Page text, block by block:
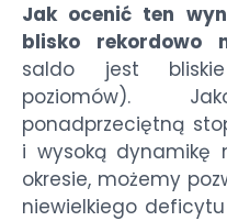
Jak ocenić ten
blisko rekordowo
saldo jest
poziomów).
ponadprzeciętną
i wysoką dynamikę
okresie, możemy
niewielkiego